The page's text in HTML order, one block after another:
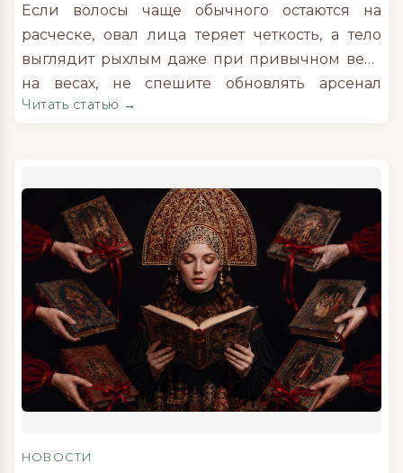
Если волосы чаще обычного остаются на
расческе, овал лица теряет четкость, а тело
выглядит рыхлым даже при привычном весе
на весах, не спешите обновлять арсенал
бьюти-средств. Возможно, причина кроется не
двоих детей выглядит […]
Читать статью →
НОВОСТИ